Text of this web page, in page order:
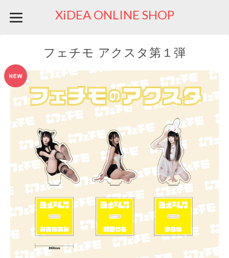
XiDEA ONLINE SHOP
フェチモ アクスタ第１弾